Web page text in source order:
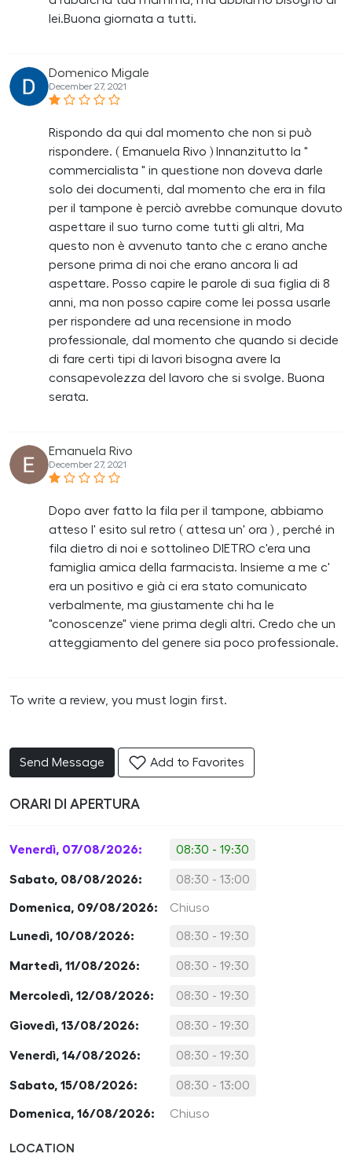
lei.Buona giornata a tutti.
Domenico Migale
December 27, 2021
Rispondo da qui dal momento che non si può
rispondere. ( Emanuela Rivo ) Innanzitutto la "
commercialista " in questione non doveva darle
solo dei documenti, dal momento che era in fila
per il tampone è perciò avrebbe comunque dovuto
aspettare il suo turno come tutti gli altri, Ma
questo non è avvenuto tanto che c erano anche
persone prima di noi che erano ancora li ad
aspettare. Posso capire le parole di sua figlia di 8
anni, ma non posso capire come lei possa usarle
per rispondere ad una recensione in modo
professionale, dal momento che quando si decide
di fare certi tipi di lavori bisogna avere la
consapevolezza del lavoro che si svolge. Buona
serata.
Emanuela Rivo
December 27, 2021
Dopo aver fatto la fila per il tampone, abbiamo
atteso l' esito sul retro ( attesa un' ora ) , perché in
fila dietro di noi e sottolineo DIETRO c'era una
famiglia amica della farmacista. Insieme a me c'
era un positivo e già ci era stato comunicato
verbalmente, ma giustamente chi ha le
"conoscenze" viene prima degli altri. Credo che un
atteggiamento del genere sia poco professionale.
To write a review, you must login first.
Send Message Add to Favorites
ORARI DI APERTURA
Venerdì, 07/08/2026: 08:30 - 19:30
Sabato, 08/08/2026: 08:30 - 13:00
Domenica, 09/08/2026: Chiuso
Lunedì, 10/08/2026: 08:30 - 19:30
Martedì, 11/08/2026: 08:30 - 19:30
Mercoledì, 12/08/2026: 08:30 - 19:30
Giovedì, 13/08/2026: 08:30 - 19:30
Venerdì, 14/08/2026: 08:30 - 19:30
Sabato, 15/08/2026: 08:30 - 13:00
Domenica, 16/08/2026: Chiuso
LOCATION